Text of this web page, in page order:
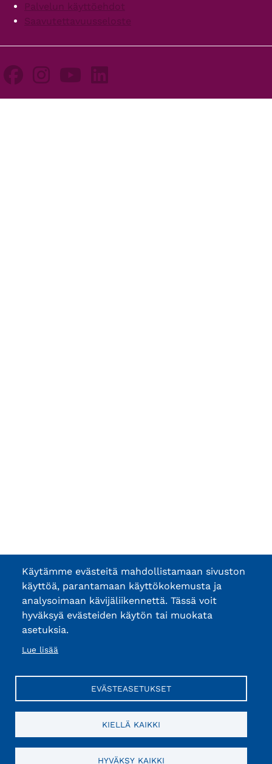
Palvelun käyttöehdot
Saavutettavuusseloste
Käytämme evästeitä mahdollistamaan sivuston
käyttöä, parantamaan käyttökokemusta ja
analysoimaan kävijäliikennettä. Tässä voit
hyväksyä evästeiden käytön tai muokata
asetuksia.
Lue lisää
EVÄSTEASETUKSET
KIELLÄ KAIKKI
HYVÄKSY KAIKKI